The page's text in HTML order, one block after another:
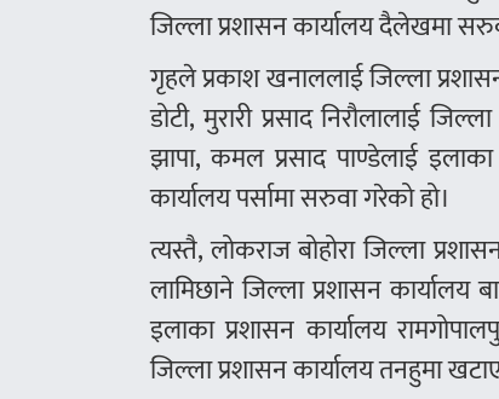
जिल्ला प्रशासन कार्यालय दैलेखमा
गृहले प्रकाश खनाललाई जिल्ला
डोटी, मुरारी प्रसाद निरौलालाई
झापा, कमल प्रसाद पाण्डेलाई इलाका
कार्यालय पर्सामा सरुवा गरेको हो।
त्यस्तै, लोकराज बोहोरा जिल्ला
लामिछाने जिल्ला प्रशासन कार्यालय
इलाका प्रशासन कार्यालय
जिल्ला प्रशासन कार्यालय तनहुमा